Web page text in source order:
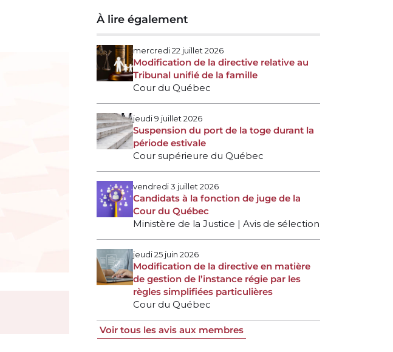
À lire également
mercredi 22 juillet 2026
Modification de la directive relative au
Tribunal unifié de la famille
Cour du Québec
jeudi 9 juillet 2026
Suspension du port de la toge durant la
période estivale
Cour supérieure du Québec
vendredi 3 juillet 2026
Candidats à la fonction de juge de la
Cour du Québec
Ministère de la Justice | Avis de sélection
jeudi 25 juin 2026
Modification de la directive en matière
de gestion de l’instance régie par les
règles simplifiées particulières
Cour du Québec
Voir tous les avis aux membres